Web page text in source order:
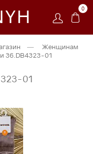
0
—
Женщинам
36.DB4323-01
01